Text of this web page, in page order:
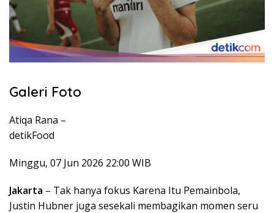
Galeri Foto
Atiqa Rana –
detikFood
Minggu, 07 Jun 2026 22:00 WIB
Jakarta – Tak hanya fokus Karena Itu Pemainbola,
Justin Hubner juga sesekali membagikan momen seru